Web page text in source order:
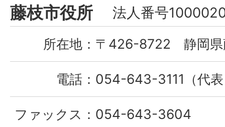
Fujieda
City
藤枝市役所 法人番号
所在地： 〒426-8722 静岡県
電話： 054-643-3111（代
ファックス： 054-643-3604